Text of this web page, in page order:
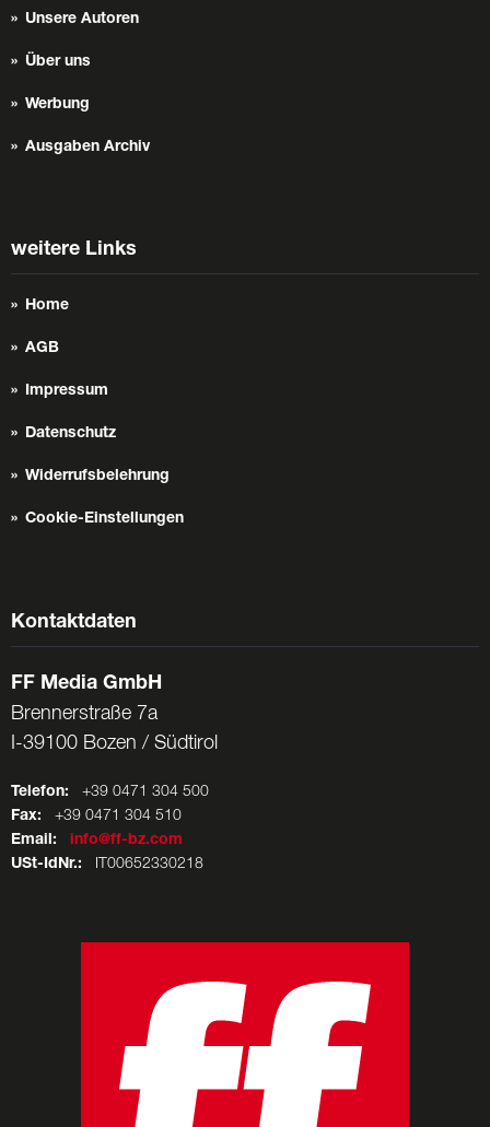
Unsere Autoren
Über uns
Werbung
Ausgaben Archiv
weitere Links
Home
AGB
Impressum
Datenschutz
Widerrufsbelehrung
Cookie-Einstellungen
Kontaktdaten
FF Media GmbH
Brennerstraße 7a
I-39100 Bozen / Südtirol
Telefon: +39 0471 304 500
Fax: +39 0471 304 510
Email:
info@ff-bz.com
USt-IdNr.: IT00652330218